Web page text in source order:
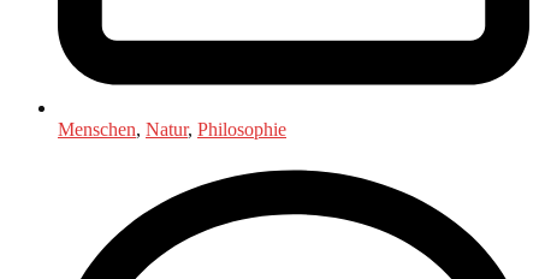
Menschen, Natur, Philosophie